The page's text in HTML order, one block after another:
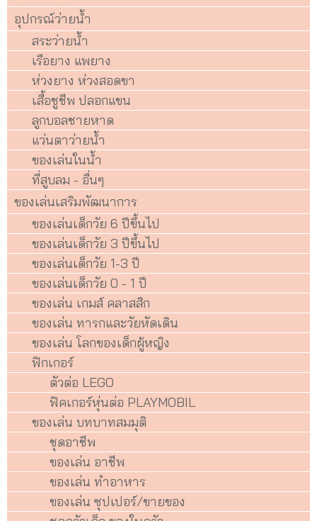
อุปกรณ์ว่ายน้ำ
สระว่ายน้ำ
เรือยาง แพยาง
ห่วงยาง ห่วงสอดขา
เสื้อชูชีพ ปลอกแขน
ลูกบอลชายหาด
แว่นตาว่ายน้ำ
ของเล่นในน้ำ
ที่สูบลม - อื่นๆ
ของเล่นเสริมพัฒนาการ
ของเล่นเด็กวัย 6 ปีขึ้นไป
ของเล่นเด็กวัย 3 ปีขึ้นไป
ของเล่นเด็กวัย 1-3 ปี
ของเล่นเด็กวัย 0 - 1 ปี
ของเล่น เกมส์ คลาสสิก
ของเล่น ทารกและวัยหัดเดิน
ของเล่น โลกของเด็กผู้หญิง
ฟิกเกอร์
ตัวต่อ LEGO
ฟิคเกอร์หุ่นต่อ PLAYMOBIL
ของเล่น บทบาทสมมุติ
ชุดอาชีพ
ของเล่น อาชีพ
ของเล่น ทำอาหาร
ของเล่น ซุปเปอร์/ขายของ